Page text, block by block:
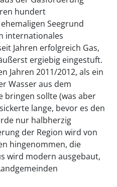
hundert
Seegrund
internationales
Jahren erfolgreich Gas,
ergiebig eingestuft.
Jahren 2011/2012, als ein
Wasser aus dem
bringen sollte (was aber
lange, bevor es den
nur halbherzig
der Region wird von
hingenommen, die
wird modern ausgebaut,